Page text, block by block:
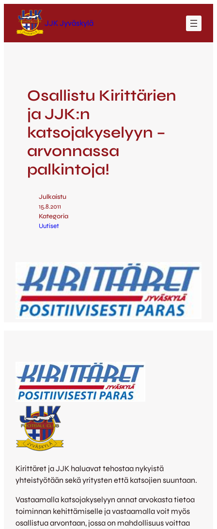
JJK Jyväskylä
Osallistu Kirittärien
ja JJK:n
katsojakyselyyn –
arvonnassa
palkintoja!
Julkaistu
15.8.2011
Kategoria
Uutiset
Kirittäret ja JJK haluavat tehostaa nykyistä
yhteistyötään sekä yritysten että katsojien suuntaan.
Vastaamalla katsojakyselyyn annat arvokasta tietoa
toiminnan kehittämiselle ja vastaamalla voit myös
osallistua arvontaan, jossa on mahdollisuus voittaa